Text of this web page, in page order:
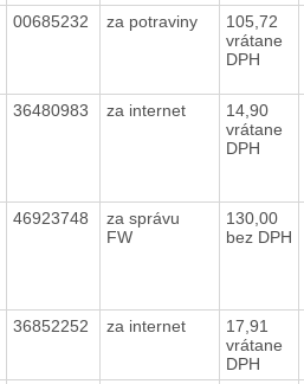
00685232 za potraviny
105,72
vrátane
DPH
36480983 za internet
14,90
vrátane
DPH
46923748
za správu
FW
130,00
bez DPH
36852252 za internet
17,91
vrátane
DPH